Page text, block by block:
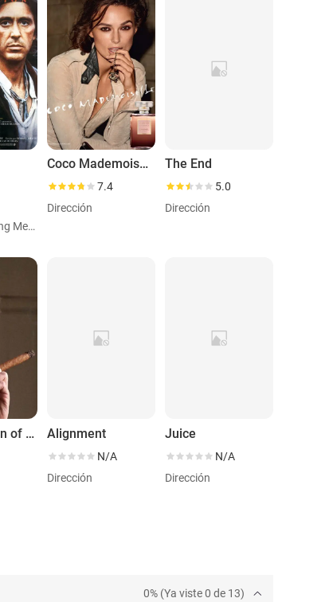
Personaje: Gang Member (uncredited)
Coco Mademoiselle: Chanel
7.4
Dirección
The End
5.0
Dirección
In the Garden of Beasts Alignment
N/A
Dirección
Juice
N/A
Dirección
0% (Ya viste 0 de 13)